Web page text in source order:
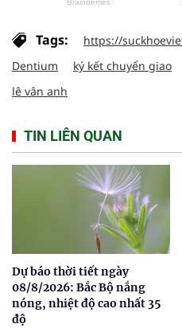
Tags: https://
Dentium
ký kết chuyển giao
lê vân anh
TIN LIÊN QUAN
Dự báo thời tiết ngày
08/8/2026: Bắc Bộ nắng
nóng, nhiệt độ cao nhất 35
độ